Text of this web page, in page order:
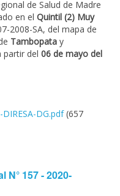
de Salud de Madre
en el Quintil (2) Muy
2008-SA, del mapa de
Tambopata y
partir del 06 de mayo del
DG.pdf(657
157 - 2020-